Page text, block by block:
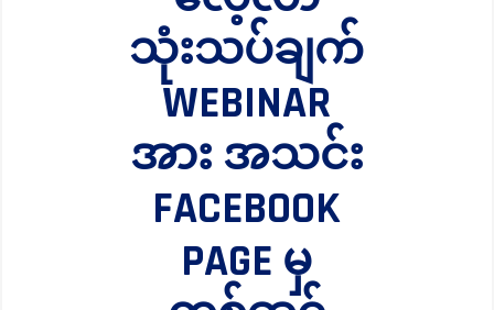
သုံးသပ်ချက်
WEBINAR
အား အသင်း
FACEBOOK
PAGE မှ